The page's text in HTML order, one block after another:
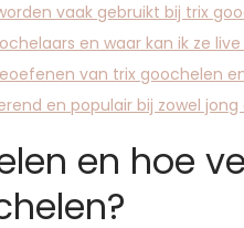
vaak gebruikt bij trix
en waar kan ik ze
van trix goochelen
en populair bij zowel jong
en hoe